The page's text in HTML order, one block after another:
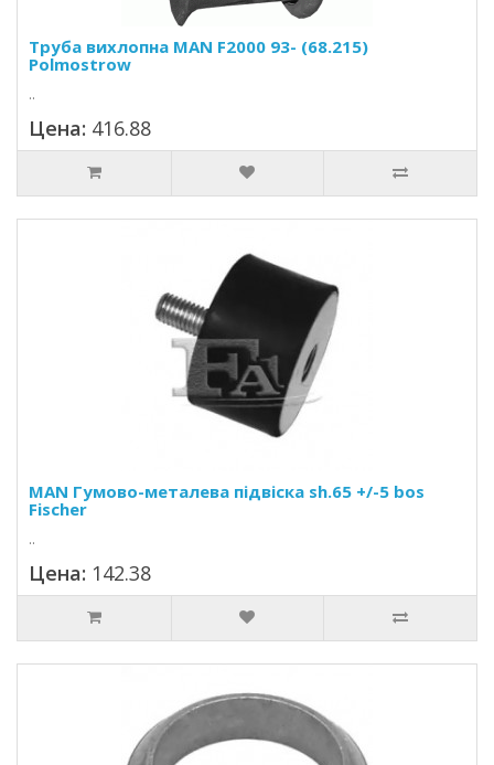
Труба вихлопна MAN F2000 93- (68.215)
Polmostrow
..
Цена: 416.88
MAN Гумово-металева підвіска sh.65 +/-5 bos
Fischer
..
Цена: 142.38